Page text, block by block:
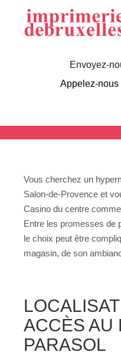
Envoyez-
Appelez-nous
Vous cherchez un
Salon-de-Provence et
Casino du centre
Entre les promesses de
le choix peut être
magasin, de son
ACCÈS AU
PARASOL